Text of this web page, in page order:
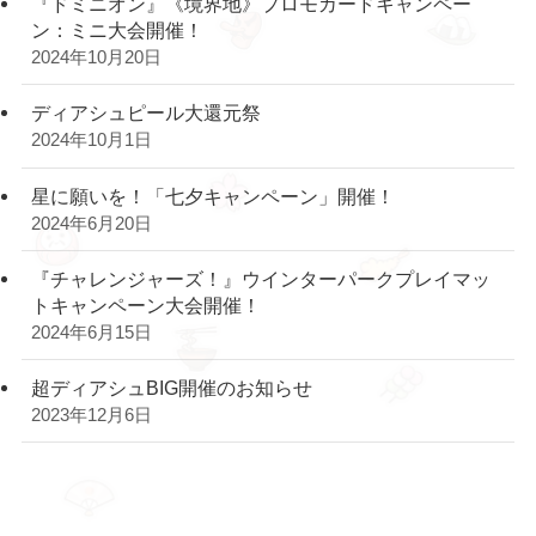
ン：ミニ大会開催！
2024年10月20日
ディアシュピール大還元祭
2024年10月1日
星に願いを！「七夕キャンペーン」開催！
2024年6月20日
『チャレンジャーズ！』ウインターパークプレイマッ
トキャンペーン大会開催！
2024年6月15日
超ディアシュBIG開催のお知らせ
2023年12月6日